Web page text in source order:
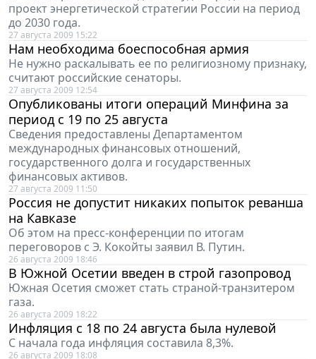
проект энергетической стратегии России на период
до 2030 года.
27 августа 2009 15:22
Нам необходима боеспособная армия
Не нужно раскалывать ее по религиозному признаку,
считают российские сенаторы.
27 августа 2009 12:54
Опубликованы итоги операций Минфина за
период с 19 по 25 августа
Сведения предоставлены Департаментом
международных финансовых отношений,
государственного долга и государственных
финансовых активов.
27 августа 2009 11:50
Россия не допустит никаких попыток реванша
на Кавказе
Об этом на пресс-конференции по итогам
переговоров с Э. Кокойты заявил В. Путин.
26 августа 2009 18:46
В Южной Осетии введен в строй газопровод
Южная Осетия сможет стать страной-транзитером
газа.
26 августа 2009 18:22
Инфляция с 18 по 24 августа была нулевой
С начала года инфляция составила 8,3%.
26 августа 2009 18:08